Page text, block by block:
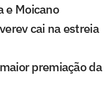
e Moicano
cai na estreia
premiação da